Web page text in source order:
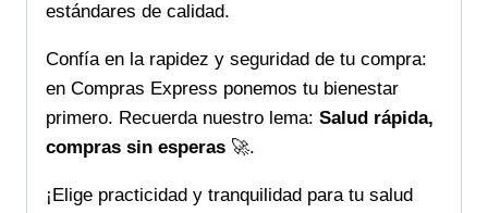
estándares de calidad.
Confía en la rapidez y seguridad de tu compra:
en Compras Express ponemos tu bienestar
primero. Recuerda nuestro lema: Salud rápida,
compras sin esperas 🚀.
¡Elige practicidad y tranquilidad para tu salud